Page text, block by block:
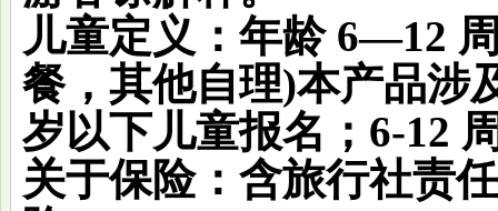
儿童定义： 年龄 6—12
餐，其他自理)本产品涉
岁以下儿童报名；6-12
关于保险：含旅行社责